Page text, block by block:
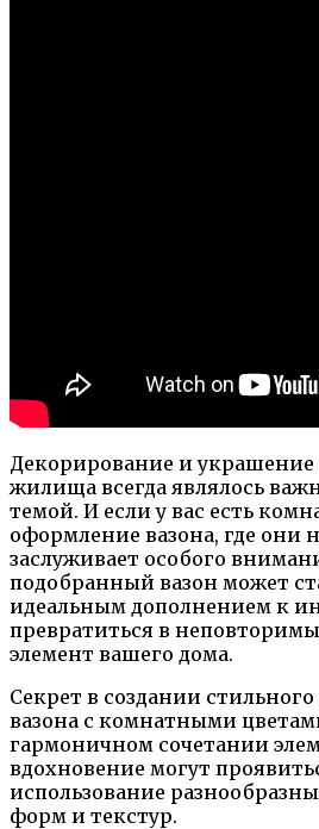
Декорирование и украшение
жилища всегда являлось
темой. И если у вас есть
оформление вазона, где они
заслуживает особого
подобранный вазон может
идеальным дополнением к
превратиться в
элемент вашего дома.
Секрет в создании
вазона с комнатными
гармоничном сочетании
вдохновение могут
использование
форм и текстур.